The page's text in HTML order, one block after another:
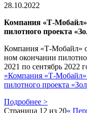
28.10.2022
Компания «Т-
пилотного проекта
Ко­м­па­ния «Т-Мо­байл»
ном окон­ча­нии
2021 по сен­тябрь 2022
«Компания «Т-
пилотного проекта
Подробнее >
Страница 12 из 20«